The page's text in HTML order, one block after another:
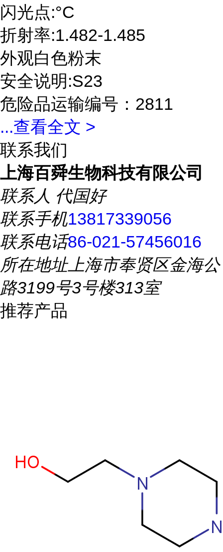
闪光点:°C
折射率:1.482-1.485
外观白色粉末
安全说明:S23
危险品运输编号：2811
...查看全文 >
联系我们
上海百舜生物科技有限公司
联系人 代国好
联系手机13817339056
联系电话86-021-57456016
所在地址上海市奉贤区金海公
路3199号3号楼313室
推荐产品